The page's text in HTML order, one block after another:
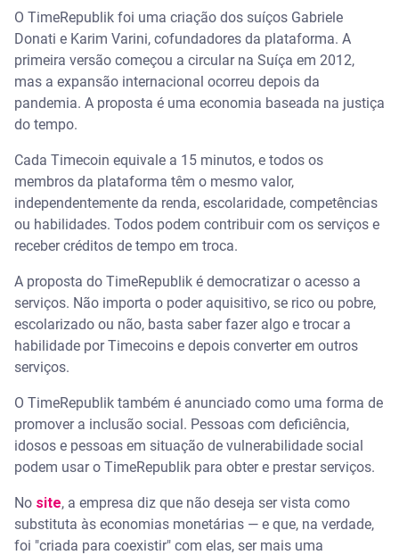
O TimeRepublik foi uma criação dos suíços Gabriele
Donati e Karim Varini, cofundadores da plataforma. A
primeira versão começou a circular na Suíça em 2012,
mas a expansão internacional ocorreu depois da
pandemia. A proposta é uma economia baseada na justiça
do tempo.
Cada Timecoin equivale a 15 minutos, e todos os
membros da plataforma têm o mesmo valor,
independentemente da renda, escolaridade, competências
ou habilidades. Todos podem contribuir com os serviços e
receber créditos de tempo em troca.
A proposta do TimeRepublik é democratizar o acesso a
serviços. Não importa o poder aquisitivo, se rico ou pobre,
escolarizado ou não, basta saber fazer algo e trocar a
habilidade por Timecoins e depois converter em outros
serviços.
O TimeRepublik também é anunciado como uma forma de
promover a inclusão social. Pessoas com deficiência,
idosos e pessoas em situação de vulnerabilidade social
podem usar o TimeRepublik para obter e prestar serviços.
No site, a empresa diz que não deseja ser vista como
substituta às economias monetárias — e que, na verdade,
foi "criada para coexistir" com elas, ser mais uma